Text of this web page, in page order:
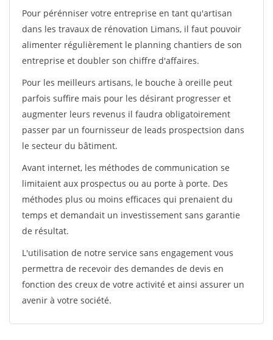
Pour pérénniser votre entreprise en tant qu'artisan
dans les travaux de rénovation Limans, il faut pouvoir
alimenter régulièrement le planning chantiers de son
entreprise et doubler son chiffre d'affaires.
Pour les meilleurs artisans, le bouche à oreille peut
parfois suffire mais pour les désirant progresser et
augmenter leurs revenus il faudra obligatoirement
passer par un fournisseur de leads prospectsion dans
le secteur du bâtiment.
Avant internet, les méthodes de communication se
limitaient aux prospectus ou au porte à porte. Des
méthodes plus ou moins efficaces qui prenaient du
temps et demandait un investissement sans garantie
de résultat.
L'utilisation de notre service sans engagement vous
permettra de recevoir des demandes de devis en
fonction des creux de votre activité et ainsi assurer un
avenir à votre société.